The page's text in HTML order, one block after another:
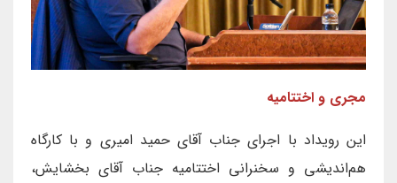
مجری و اختتامیه
این رویداد با اجرای جناب آقای حمید امیری و با کارگاه
هم‌اندیشی و سخنرانی اختتامیه جناب آقای بخشایش،